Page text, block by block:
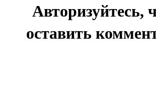
Авторизуйтесь,
оставить